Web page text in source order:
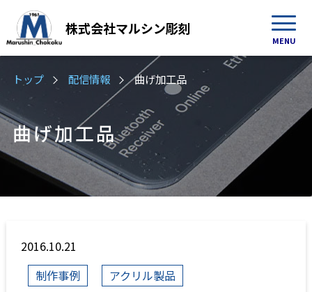
株式会社マルシン彫刻
MENU
トップ 配信情報 曲げ加工品
曲げ加工品
2016.10.21
制作事例
アクリル製品